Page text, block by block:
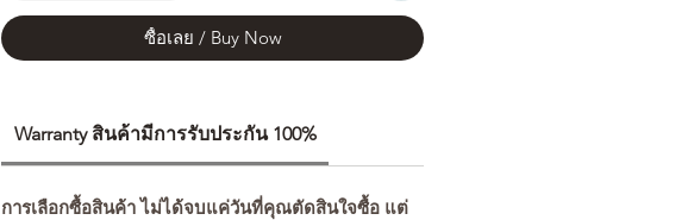
ซื้อเลย / Buy Now
Warranty สินค้ามีการรับประกัน 100%
การเลือกซื้อสินค้า ไม่ได้จบแค่วันที่คุณตัดสินใจซื้อ แต่